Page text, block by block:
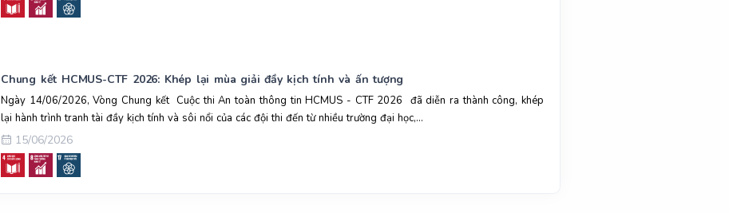
Chung kết HCMUS-CTF 2026: Khép lại mùa giải đầy kịch tính và ấn tượng
Ngày 14/06/2026, Vòng Chung kết Cuộc thi An toàn thông tin HCMUS - CTF 2026 đã diễn ra thành công, khép
lại hành trình tranh tài đầy kịch tính và sôi nổi của các đội thi đến từ nhiều trường đại học,...
15/06/2026